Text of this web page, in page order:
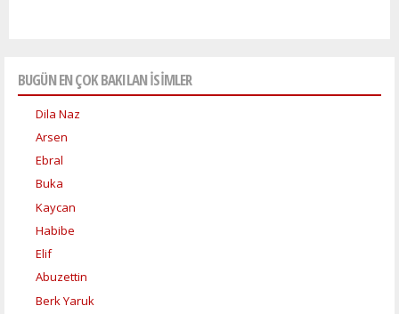
BUGÜN EN ÇOK BAKILAN İSİMLER
Dila Naz
Arsen
Ebral
Buka
Kaycan
Habibe
Elif
Abuzettin
Berk Yaruk